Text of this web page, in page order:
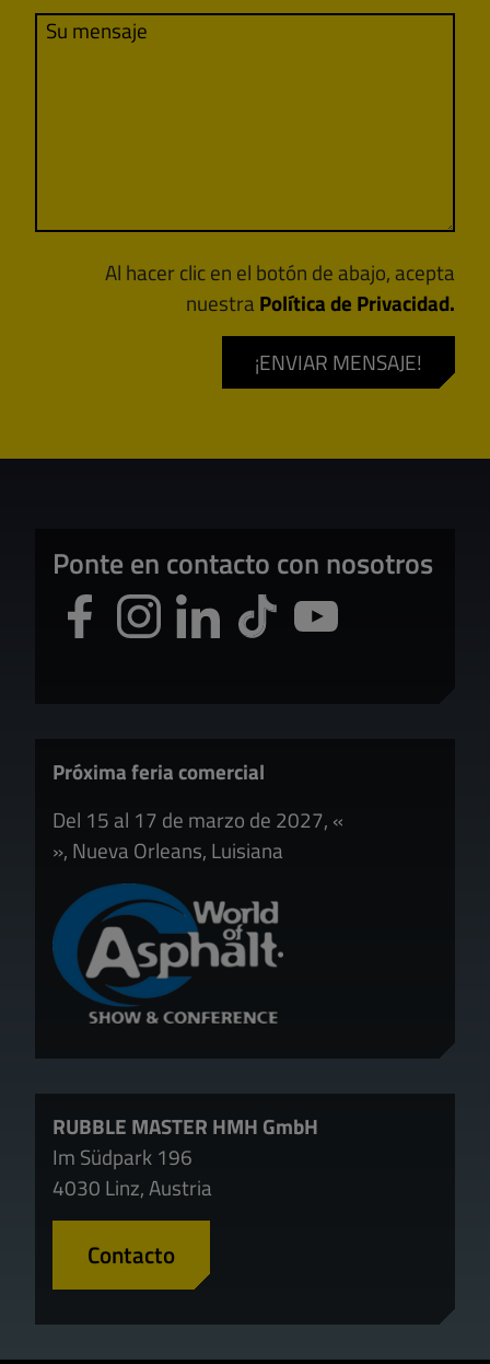
Al hacer clic en el botón de abajo, acepta
nuestra Política de Privacidad.
¡ENVIAR MENSAJE!
Ponte en contacto con nosotros
Próxima feria comercial
Del 15 al 17 de marzo de 2027, «
», Nueva Orleans, Luisiana
RUBBLE MASTER HMH GmbH
Im Südpark 196
4030 Linz, Austria
Contacto